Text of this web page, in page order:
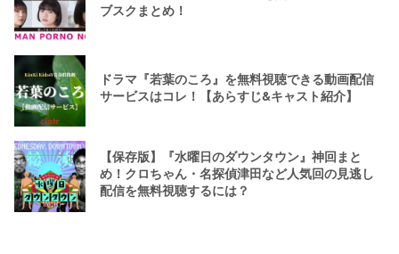
ブスクまとめ！
ドラマ『若葉のころ』を無料視聴できる動画配信
サービスはコレ！【あらすじ&キャスト紹介】
【保存版】『水曜日のダウンタウン』神回まと
め！クロちゃん・名探偵津田など人気回の見逃し
配信を無料視聴するには？